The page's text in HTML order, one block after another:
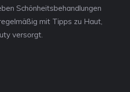
Schönheitsbehandlungen
mit Tipps zu Haut,
versorgt.